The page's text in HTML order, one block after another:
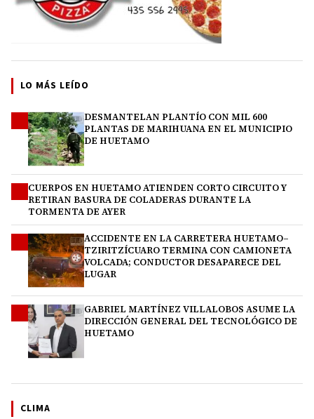
LO MÁS LEÍDO
DESMANTELAN PLANTÍO CON MIL 600
PLANTAS DE MARIHUANA EN EL MUNICIPIO
DE HUETAMO
CUERPOS EN HUETAMO ATIENDEN CORTO CIRCUITO Y
RETIRAN BASURA DE COLADERAS DURANTE LA
TORMENTA DE AYER
ACCIDENTE EN LA CARRETERA HUETAMO–
TZIRITZÍCUARO TERMINA CON CAMIONETA
VOLCADA; CONDUCTOR DESAPARECE DEL
LUGAR
GABRIEL MARTÍNEZ VILLALOBOS ASUME LA
DIRECCIÓN GENERAL DEL TECNOLÓGICO DE
HUETAMO
CLIMA